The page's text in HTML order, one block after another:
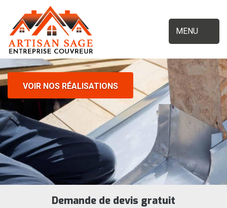
MENU
VOIR NOS RÉALISATIONS
Demande de devis gratuit